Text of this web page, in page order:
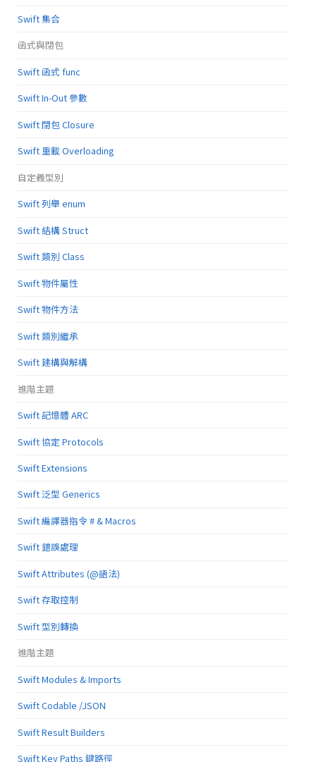
Swift 集合
函式與閉包
Swift 函式 func
Swift In-Out 參數
Swift 閉包 Closure
Swift 重載 Overloading
自定義型別
Swift 列舉 enum
Swift 結構 Struct
Swift 類別 Class
Swift 物件屬性
Swift 物件方法
Swift 類別繼承
Swift 建構與解構
進階主題
Swift 記憶體 ARC
Swift 協定 Protocols
Swift Extensions
Swift 泛型 Generics
Swift 編譯器指令 # & Macros
Swift 錯誤處理
Swift Attributes (@語法)
Swift 存取控制
Swift 型別轉換
進階主題
Swift Modules & Imports
Swift Codable /JSON
Swift Result Builders
Swift Key Paths 鍵路徑